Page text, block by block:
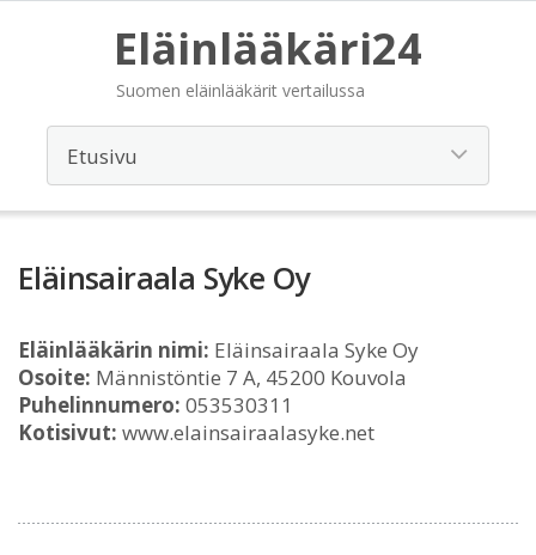
Eläinlääkäri24
Suomen eläinlääkärit vertailussa
Eläinsairaala Syke Oy
Eläinlääkärin nimi: Eläinsairaala Syke Oy
Osoite: Männistöntie 7 A, 45200 Kouvola
Puhelinnumero: 053530311
Kotisivut: www.elainsairaalasyke.net